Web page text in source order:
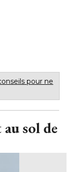
pour ne
sol de